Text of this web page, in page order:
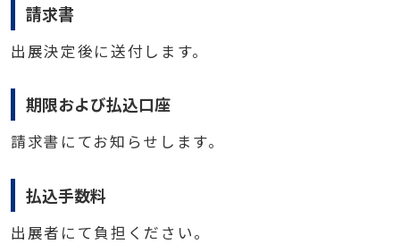
請求書
出展決定後に送付します。
期限および払込口座
請求書にてお知らせします。
払込手数料
出展者にて負担ください。